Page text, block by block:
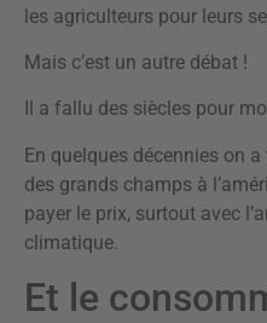
les agriculteurs pour leurs
Mais c’est un autre débat !
Il a fallu des siècles pour
En quelques décennies on
des grands champs à
payer le prix, surtout avec
climatique.
Et le